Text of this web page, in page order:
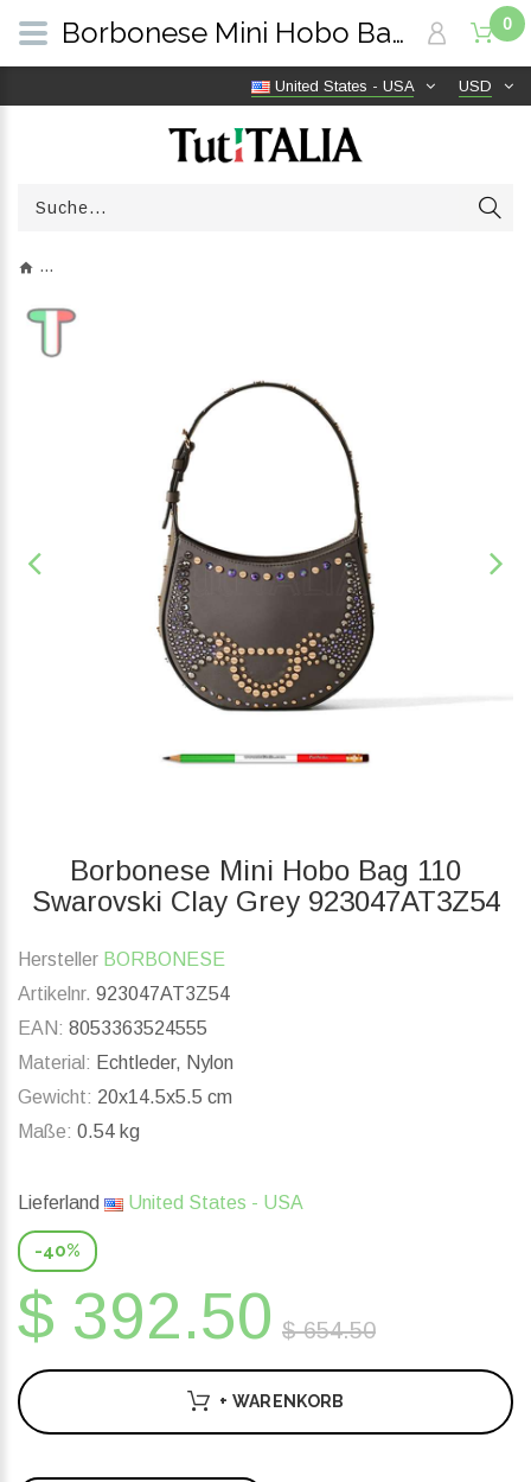
USD
United States - USA
0
Borbonese Mini Hobo Bag 110
Swarovski Clay Grey 923047AT3Z54
Hersteller BORBONESE
Artikelnr. 923047AT3Z54
EAN: 8053363524555
Material: Echtleder, Nylon
Gewicht: 20x14.5x5.5 cm
Maße: 0.54 kg
Lieferland United States - USA
-40%
$ 392.50 $ 654.50
+ WARENKORB
Borbonese Mini Hobo Bag 110 Swarovski Clay Grey 923047AT3Z54 | TutITALIA